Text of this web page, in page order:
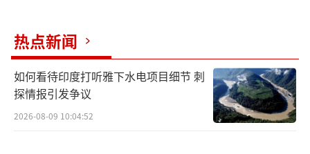
热点新闻
如何看待印度打听雅下水电项目细节 刺
探情报引发争议
2026-08-09 10:04:52